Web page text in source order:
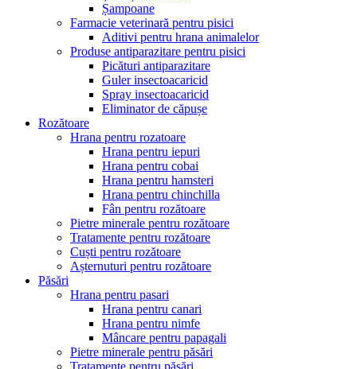
Șampoane
Farmacie veterinară pentru pisici
Aditivi pentru hrana animalelor
Produse antiparazitare pentru pisici
Picături antiparazitare
Guler insectoacaricid
Spray insectoacaricid
Eliminator de căpușe
Rozătoare
Hrana pentru rozatoare
Hrana pentru iepuri
Hrana pentru cobai
Hrana pentru hamsteri
Hrana pentru chinchilla
Fân pentru rozătoare
Pietre minerale pentru rozătoare
Tratamente pentru rozătoare
Cuști pentru rozătoare
Așternuturi pentru rozătoare
Păsări
Hrana pentru pasari
Hrana pentru canari
Hrana pentru nimfe
Mâncare pentru papagali
Pietre minerale pentru păsări
Tratamente pentru păsări